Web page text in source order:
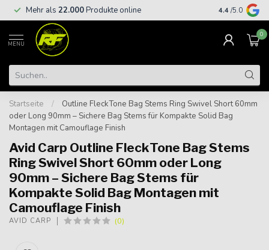
Mehr als 22.000Produkte online Kostenloser
€
4.4 /5.0
MENU
0
Startseite /
Outline FleckTone Bag Stems Ring Swivel Short 60mm
oder Long 90mm – Sichere Bag Stems für Kompakte Solid Bag
Montagen mit Camouflage Finish
Avid Carp Outline FleckTone Bag Stems
Ring Swivel Short 60mm oder Long
90mm – Sichere Bag Stems für
Kompakte Solid Bag Montagen mit
Camouflage Finish
AVID CARP (0)